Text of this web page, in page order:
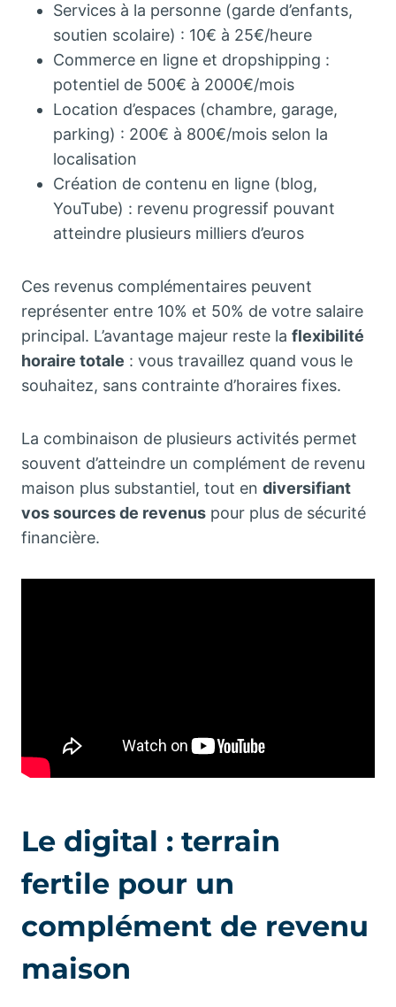
Services à la personne (garde d’enfants,
soutien scolaire) : 10€ à 25€/heure
Commerce en ligne et dropshipping :
potentiel de 500€ à 2000€/mois
Location d’espaces (chambre, garage,
parking) : 200€ à 800€/mois selon la
localisation
Création de contenu en ligne (blog,
YouTube) : revenu progressif pouvant
atteindre plusieurs milliers d’euros
Ces revenus complémentaires peuvent
représenter entre 10% et 50% de votre salaire
principal. L’avantage majeur reste la flexibilité
horaire totale : vous travaillez quand vous le
souhaitez, sans contrainte d’horaires fixes.
La combinaison de plusieurs activités permet
souvent d’atteindre un complément de revenu
maison plus substantiel, tout en diversifiant
vos sources de revenus pour plus de sécurité
financière.
Le digital : terrain
fertile pour un
complément de revenu
maison